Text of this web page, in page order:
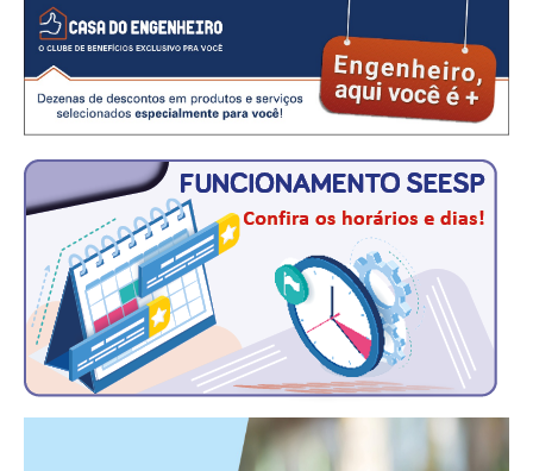
PALAVRA DO MURILO
NOTÍCIAS
JORNAL DO ENGENHEIRO
AGENDA
SEESP NOTÍCIAS
NOTÍCIAS NO WHATSAPP
FOTOS